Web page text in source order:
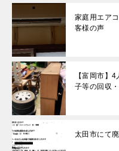
家庭用エア
客様の声
【富岡市】
子等の回収
太田市にて